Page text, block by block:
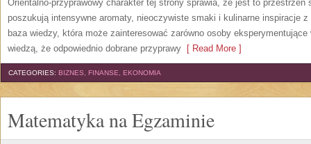
Orientalno-przyprawowy charakter tej strony sprawia, że jest to
poszukują intensywne aromaty, nieoczywiste smaki i kulinarne inspiracje
baza wiedzy, która może zainteresować zarówno osoby
wiedzą, że odpowiednio dobrane przyprawy [ Read More ]
CATEGORIES: BIZNES, FINANSE, EKONOMIA
Matematyka na Egzaminie